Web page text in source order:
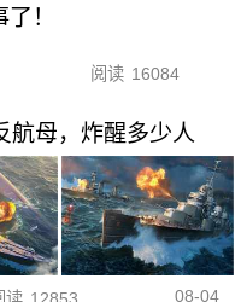
！
阅读 16084
航母，炸醒多少人
读 12853 08-04